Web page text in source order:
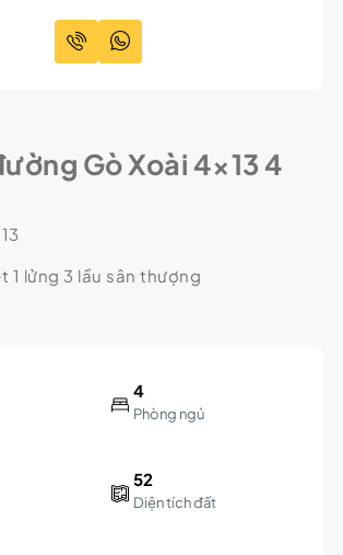
Gò Xoài 4×13 4
1 lửng 3 lầu sân thượng
4
Phòng ngủ
52
Diện tích đất